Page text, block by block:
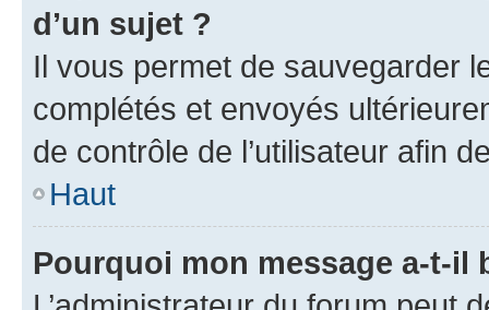
d’un sujet ?
Il vous permet de sauvegarder
complétés et envoyés
de contrôle de l’utilisateur afin
Haut
Pourquoi mon message a-t-il